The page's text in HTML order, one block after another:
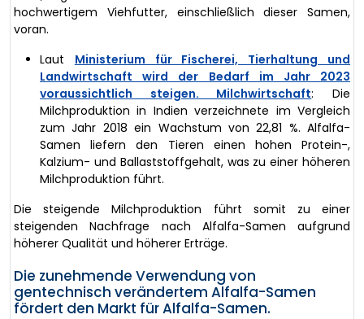
hochwertigem Viehfutter, einschließlich dieser Samen,
voran.
Laut Ministerium für Fischerei, Tierhaltung und
Landwirtschaft wird der Bedarf im Jahr 2023
voraussichtlich steigen. Milchwirtschaft: Die
Milchproduktion in Indien verzeichnete im Vergleich
zum Jahr 2018 ein Wachstum von 22,81 %. Alfalfa-
Samen liefern den Tieren einen hohen Protein-,
Kalzium- und Ballaststoffgehalt, was zu einer höheren
Milchproduktion führt.
Die steigende Milchproduktion führt somit zu einer
steigenden Nachfrage nach Alfalfa-Samen aufgrund
höherer Qualität und höherer Erträge.
Die zunehmende Verwendung von
gentechnisch verändertem Alfalfa-Samen
fördert den Markt für Alfalfa-Samen.